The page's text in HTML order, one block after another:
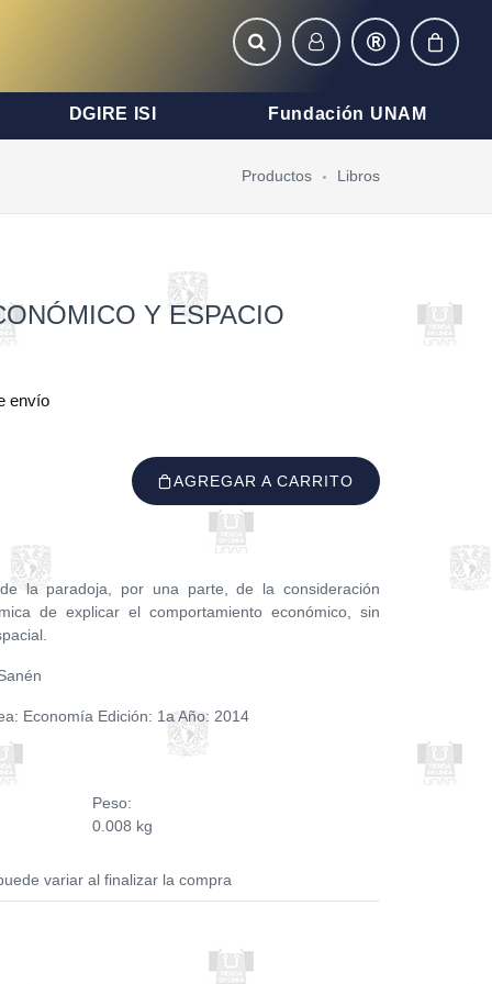
DGIRE ISI Fundación UNAM
Productos Libros
Y ESPACIO
envío
AGREGAR A CARRITO
la paradoja, por una parte, de la consideración
de explicar el comportamiento económico, sin
Economía Edición: 1a Año: 2014
Peso:
0.008 kg
variar al finalizar la compra